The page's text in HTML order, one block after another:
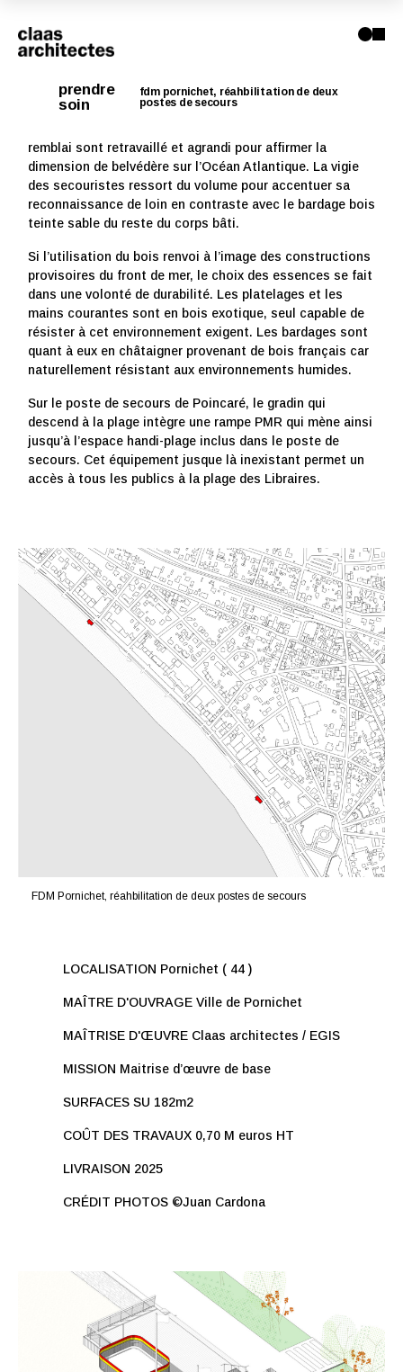
prendre
soin
fdm pornichet, réahbilitation de deux
postes de secours
nous venons travailler sur la base de l’existant pour
donner une nouvelle écriture et une nouvelle identité à
remblai sont retravaillé et agrandi pour affirmer la
dimension de belvédère sur l’Océan Atlantique. La vigie
des secouristes ressort du volume pour accentuer sa
reconnaissance de loin en contraste avec le bardage bois
teinte sable du reste du corps bâti.
Si l’utilisation du bois renvoi à l’image des constructions
provisoires du front de mer, le choix des essences se fait
dans une volonté de durabilité. Les platelages et les
mains courantes sont en bois exotique, seul capable de
résister à cet environnement exigent. Les bardages sont
quant à eux en châtaigner provenant de bois français car
naturellement résistant aux environnements humides.
Sur le poste de secours de Poincaré, le gradin qui
descend à la plage intègre une rampe PMR qui mène ainsi
jusqu’à l’espace handi-plage inclus dans le poste de
secours. Cet équipement jusque là inexistant permet un
accès à tous les publics à la plage des Libraires.
FDM Pornichet, réahbilitation de deux postes de secours
LOCALISATION Pornichet ( 44 )
MAÎTRE D'OUVRAGE Ville de Pornichet
MAÎTRISE D'ŒUVRE Claas architectes / EGIS
MISSION Maitrise d’œuvre de base
SURFACES SU 182m2
COÛT DES TRAVAUX 0,70 M euros HT
LIVRAISON 2025
CRÉDIT PHOTOS ©Juan Cardona